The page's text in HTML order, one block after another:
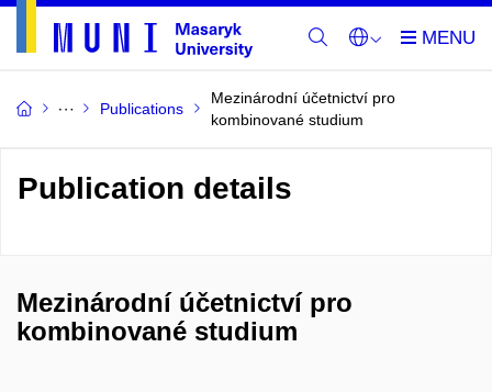
Publications
Mezinárodní účetnictví pro
kombinované studium
Publication details
Mezinárodní účetnictví pro
kombinované studium